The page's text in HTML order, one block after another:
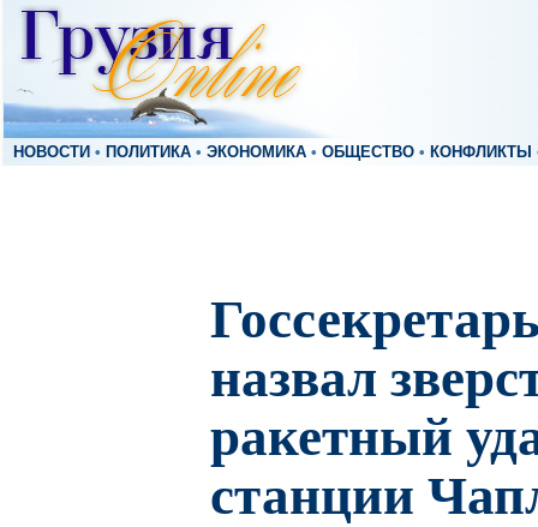
НОВОСТИ • ПОЛИТИКА • ЭКОНОМИКА • ОБЩЕСТВО • КОНФЛИКТЫ
назвал
ракетный
станции